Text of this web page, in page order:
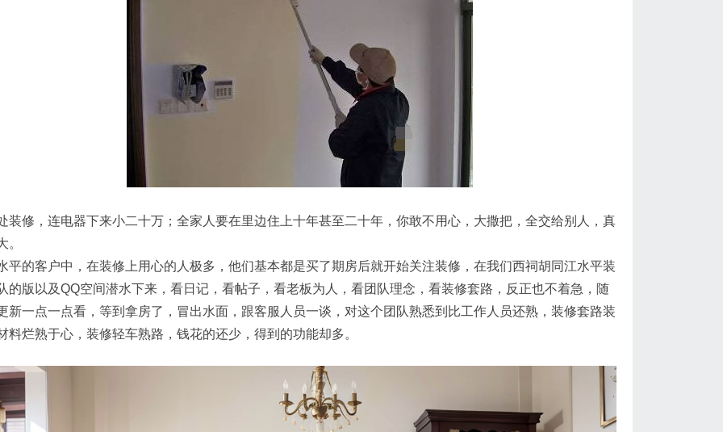
装修，连电器下来小二十万；全家人要在里边住上十年甚至二十年，你敢不用心，大撒把，全交给别人，真
。
平的客户中，在装修上用心的人极多，他们基本都是买了期房后就开始关注装修，在我们西祠胡同江水平装
的版以及QQ空间潜水下来，看日记，看帖子，看老板为人，看团队理念，看装修套路，反正也不着急，随
新一点一点看，等到拿房了，冒出水面，跟客服人员一谈，对这个团队熟悉到比工作人员还熟，装修套路装
料烂熟于心，装修轻车熟路，钱花的还少，得到的功能却多。